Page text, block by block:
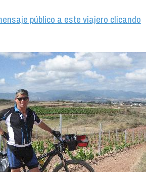
público a este viajero clicando